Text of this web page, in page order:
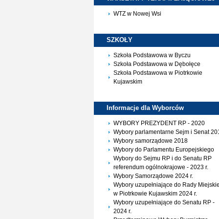
WTZ w Nowej Wsi
SZKOŁY
Szkoła Podstawowa w Byczu
Szkoła Podstawowa w Dębołęce
Szkoła Podstawowa w Piotrkowie
Kujawskim
Informacje dla Wyborców
WYBORY PREZYDENT RP - 2020
Wybory parlamentarne Sejm i Senat
Wybory samorządowe 2018
Wybory do Parlamentu Europejskiego
Wybory do Sejmu RP i do Senatu RP
referendum ogólnokrajowe - 2023 r.
Wybory Samorządowe 2024 r.
Wybory uzupełniające do Rady
w Piotrkowie Kujawskim 2024 r.
Wybory uzupełniające do Senatu RP -
2024 r.